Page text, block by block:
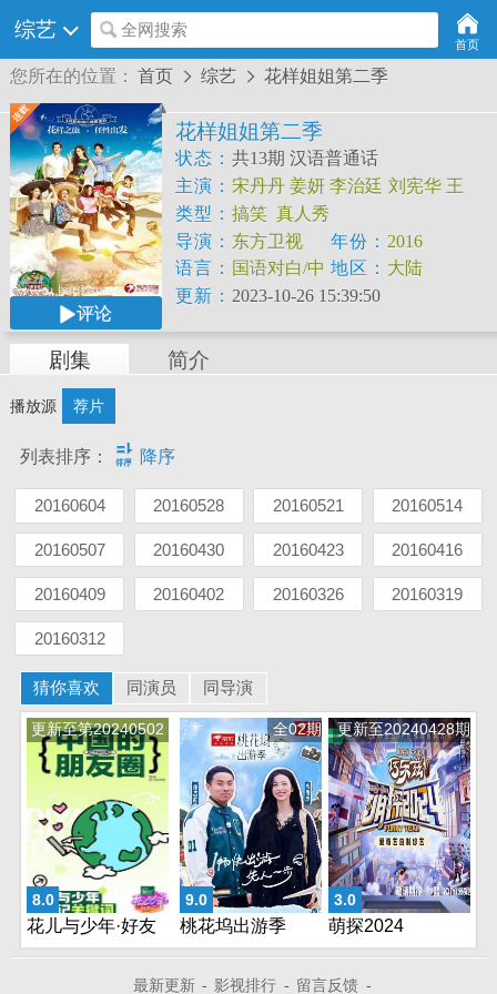
综艺 全网搜索
首页
您所在的位置： 首页  综艺  花样姐姐第二季
评论
花样姐姐第二季
状态： 共13期 汉语普通话
主演： 宋丹丹 姜妍 李治廷 刘宪华 王
琳 林志玲 金晨
类型： 搞笑 真人秀
导演： 东方卫视 年份： 2016
语言： 国语对白/中
文字幕
地区： 大陆
更新： 2023-10-26 15:39:50
剧集 简介
播放源 荐片
列表排序：  降序
20160604 20160528 20160521 20160514
20160507 20160430 20160423 20160416
20160409 20160402 20160326 20160319
20160312
猜你喜欢 同演员 同导演
8.0
更新至第20240502
期
花儿与少年·好友
记
9.0
全02期
桃花坞出游季
3.0
更新至20240428期
萌探2024
最新更新 - 影视排行 - 留言反馈 -